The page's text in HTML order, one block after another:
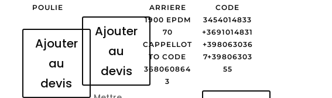
POULIE
Ajouter
au
devis
Ajouter
au
devis
ARRIERE
1900 EPDM
70
CAPPELLOT
TO CODE
368060864
3
CODE
3454014833
+3691014831
+398063036
7+39806303
55